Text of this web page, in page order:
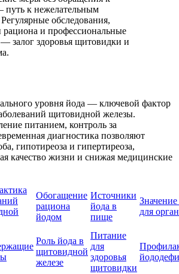
путь к нежелательным
обследования,
рациона и профессиональные
залог здоровья щитовидки и
уровня йода — ключевой фактор
щитовидной железы.
питанием, контроль за
диагностика позволяют
гипотиреоза и гипертиреоза,
качество жизни и снижая медицинские
Обогащение
рациона
йодом
Источники
йода в
пище
для
Роль йода в
щитовидной
железе
Питание
для
здоровья
щитовидки